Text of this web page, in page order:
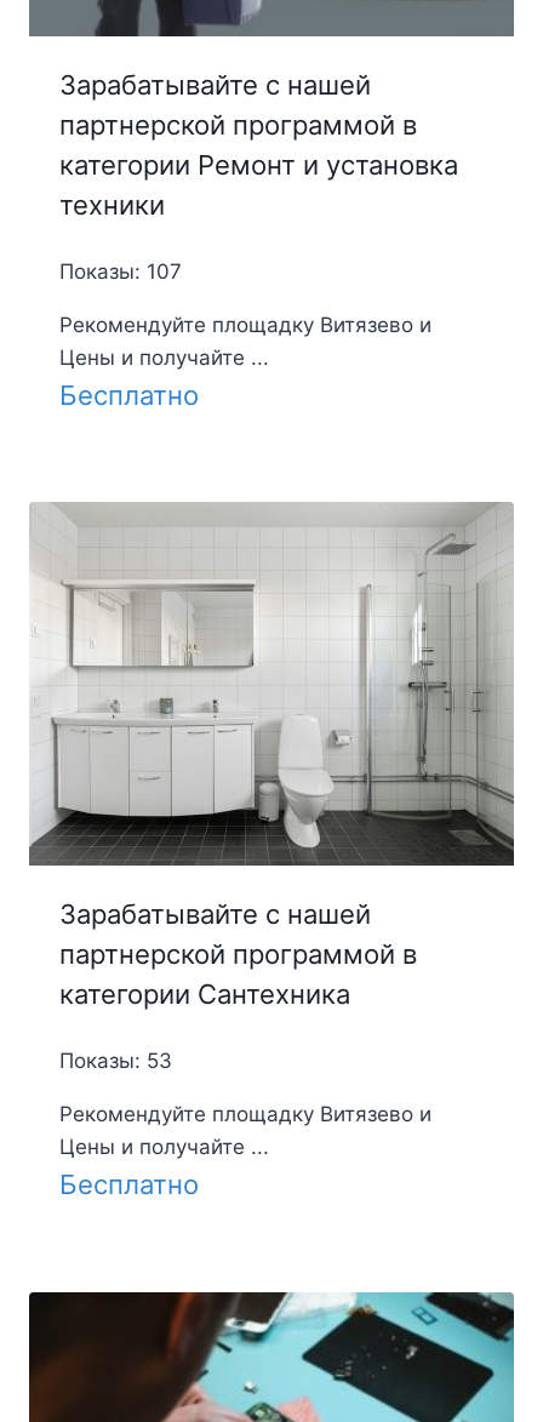
Зарабатывайте с нашей
партнерской программой в
категории Ремонт и установка
техники
Показы: 107
Рекомендуйте площадку Витязево и
Цены и получайте ...
Бесплатно
Зарабатывайте с нашей
партнерской программой в
категории Сантехника
Показы: 53
Рекомендуйте площадку Витязево и
Цены и получайте ...
Бесплатно